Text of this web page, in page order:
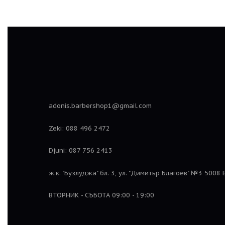
adonis.barbershop1@gmail.com
Zeki: 088 496 2472
Djuni: 087 756 2413
ж.к. "Бузлуджа" бл. 3, ул. "Димитър Благоев" №3 5008
ВТОРНИК - СЪБОТА 09:00 - 19:00